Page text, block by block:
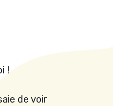
!
de voir